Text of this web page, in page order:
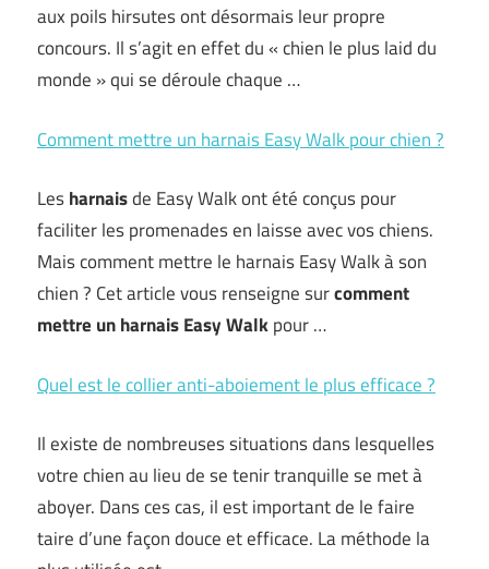
aux poils hirsutes ont désormais leur propre
concours. Il s’agit en effet du « chien le plus laid du
monde » qui se déroule chaque …
Comment mettre un harnais Easy Walk pour chien ?
Lesharnaisde Easy Walk ont été conçus pour
faciliter les promenades en laisse avec vos chiens.
Mais comment mettre le harnais Easy Walk à son
chien ? Cet article vous renseigne surcomment
mettre un harnais Easy Walkpour …
Quel est le collier anti-aboiement le plus efficace ?
Il existe de nombreuses situations dans lesquelles
votre chien au lieu de se tenir tranquille se met à
aboyer. Dans ces cas, il est important de le faire
taire d’une façon douce et efficace. La méthode la